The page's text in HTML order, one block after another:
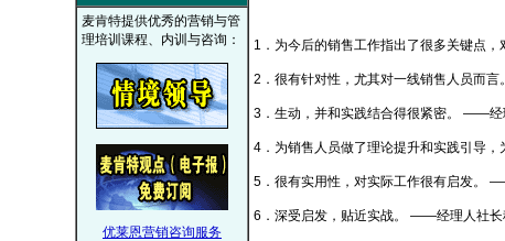
麦肯特提供优秀的营销与管
理培训课程、内训与咨询：
优莱恩营销咨询服务
1．为今后的销售工作指出了很多关键点
2．很有针对性，尤其对一线销售人员而
3．生动，并和实践结合得很紧密。 ——经
4．为销售人员做了理论提升和实践引导，
5．很有实用性，对实际工作很有启发。
6．深受启发，贴近实战。 ——经理人社长